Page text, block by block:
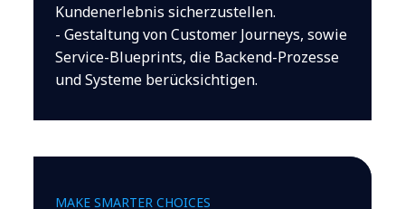
Kundenerlebnis sicherzustellen.
- Gestaltung von Customer Journeys, sowie
Service-Blueprints, die Backend-Prozesse
und Systeme berücksichtigen.
MAKE SMARTER CHOICES